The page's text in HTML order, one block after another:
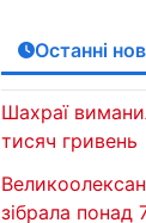
Останні
Шахраї
тисяч гривень
зібрала понад